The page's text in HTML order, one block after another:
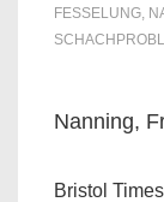
FESSELUNG,
Nanning,
Bristol